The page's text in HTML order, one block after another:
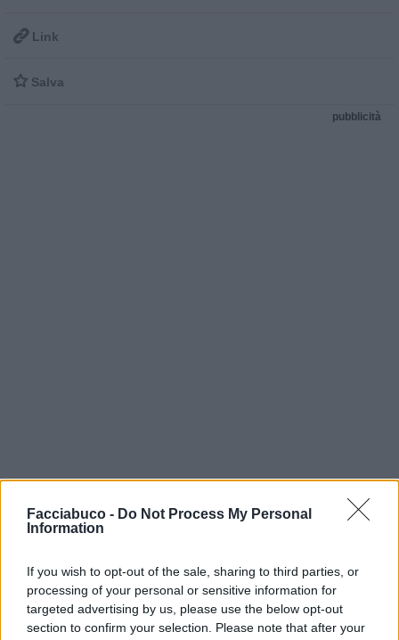
Facciabuco - Do Not Process My Personal
Information
If you wish to opt-out of the sale, sharing to third parties, or
processing of your personal or sensitive information for
targeted advertising by us, please use the below opt-out
section to confirm your selection. Please note that after your
 Link
 Salva
pubblicità
2
3 Giugno 2020 alle ore 17:48
·Ti stimo·Rispondi